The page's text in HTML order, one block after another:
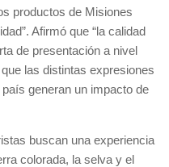
productos de Misiones
Afirmó que “la calidad
de presentación a nivel
las distintas expresiones
generan un impacto de
buscan una experiencia
colorada, la selva y el